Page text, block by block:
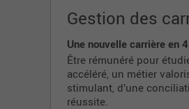
Gestion des
Une nouvelle carrière en
Être rémunéré pour
accéléré, un métier
stimulant, d’une
réussite.